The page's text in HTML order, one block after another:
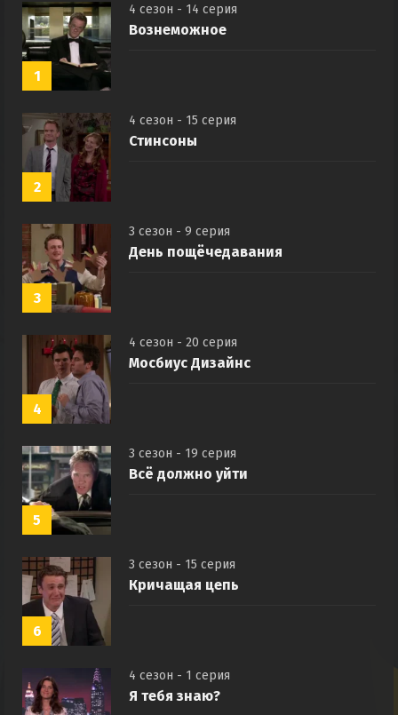
1
4 сезон - 14 серия
Вознеможное
2
4 сезон - 15 серия
Стинсоны
3
3 сезон - 9 серия
День пощёчедавания
4
4 сезон - 20 серия
Мосбиус Дизайнс
5
3 сезон - 19 серия
Всё должно уйти
6
3 сезон - 15 серия
Кричащая цепь
4 сезон - 1 серия
Я тебя знаю?